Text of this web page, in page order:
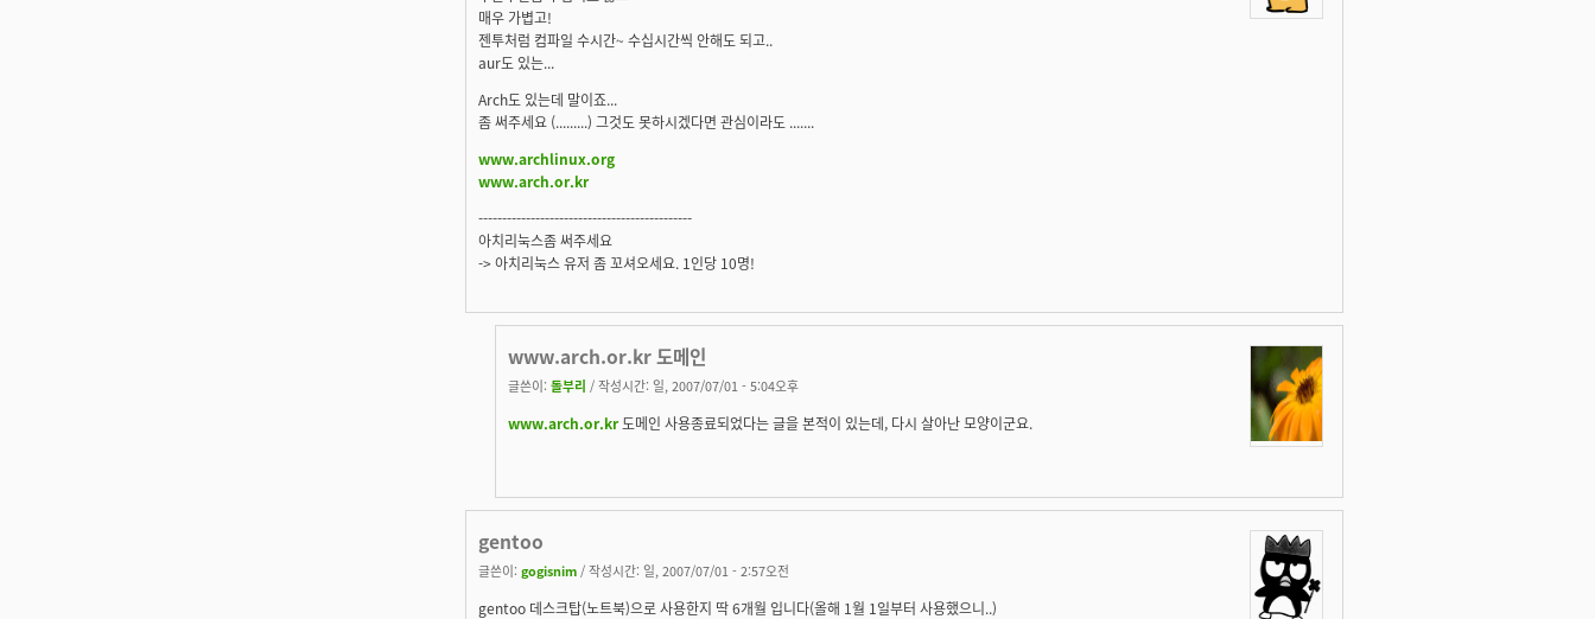
매우 가볍고!
젠투처럼 컴파일 수시간~ 수십시간씩 안해도 되고..
aur도 있는...
Arch도 있는데 말이죠...
좀 써주세요 (.........) 그것도 못하시겠다면 관심이라도 .......
www.archlinux.org
www.arch.or.kr
---------------------------------------------
아치리눅스좀 써주세요
-> 아치리눅스 유저 좀 꼬셔오세요. 1인당 10명!
www.arch.or.kr 도메인
글쓴이: 돌부리 / 작성시간: 일, 2007/07/01 - 5:04오후
www.arch.or.kr도메인 사용종료되었다는 글을 본적이 있는데, 다시 살아난 모양이군요.
gentoo
글쓴이: gogisnim / 작성시간: 일, 2007/07/01 - 2:57오전
gentoo 데스크탑(노트북)으로 사용한지 딱 6개월 입니다(올해 1월 1일부터 사용했으니..)